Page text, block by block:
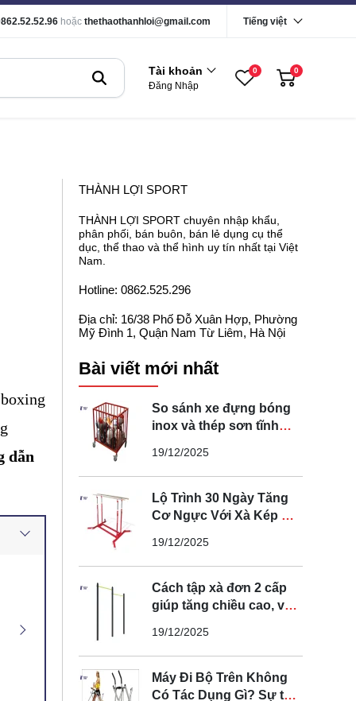
hoặc thethaothanhloi@gmail.com Tiếng việt
Tài khoản
Đăng Nhập
0 0
dẫn
THÀNH LỢI SPORT
THÀNH LỢI SPORT chuyên nhập khẩu,
phân phối, bán buôn, bán lẻ dụng cụ thể
dục, thể thao và thể hình uy tín nhất tại Việt
Nam.
Hotline: 0862.525.296
Địa chỉ: 16/38 Phố Đỗ Xuân Hợp, Phường
Mỹ Đình 1, Quận Nam Từ Liêm, Hà Nội
Bài viết mới nhất
So sánh xe đựng bóng
inox và thép sơn tĩnh
19/12/2025
Lộ Trình 30 Ngày Tăng
Cơ Ngực Với Xà Kép Di
19/12/2025
Cách tập xà đơn 2 cấp
giúp tăng chiều cao, vóc
19/12/2025
Máy Đi Bộ Trên Không
Có Tác Dụng Gì? Sự thật